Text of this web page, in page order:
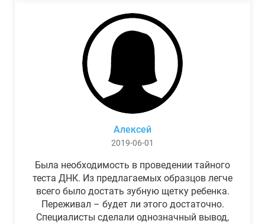
Алексей
2019-06-01
Была необходимость в проведении тайного
теста ДНК. Из предлагаемых образцов легче
всего было достать зубную щетку ребенка.
Переживал – будет ли этого достаточно.
Специалисты сделали однозначный вывод,